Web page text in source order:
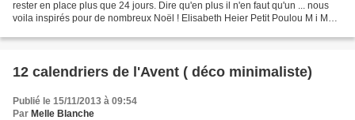
rester en place plus que 24 jours. Dire qu'en plus il n'en faut qu'un ... nous
voila inspirés pour de nombreux Noël ! Elisabeth Heier Petit Poulou M i Ma
12 calendriers de l'Avent ( déco minimaliste)
Publié le 15/11/2013 à 09:54
Par Melle Blanche